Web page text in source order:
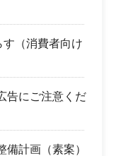
（消費者向け
告にご注意くだ
計画（素案）